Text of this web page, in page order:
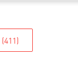
(411)